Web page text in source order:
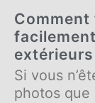
extérieurs
Si vous
photos que